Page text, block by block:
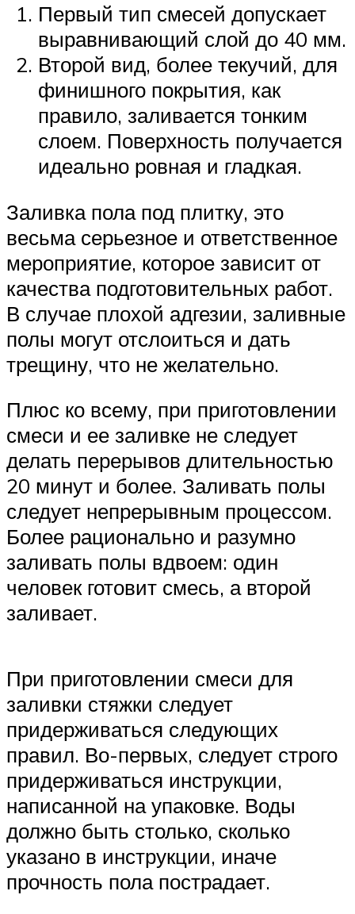
Первый тип смесей допускает
выравнивающий слой до 40 мм.
Второй вид, более текучий, для
финишного покрытия, как
правило, заливается тонким
слоем. Поверхность получается
идеально ровная и гладкая.
Заливка пола под плитку, это
весьма серьезное и ответственное
мероприятие, которое зависит от
качества подготовительных работ.
В случае плохой адгезии, заливные
полы могут отслоиться и дать
трещину, что не желательно.
Плюс ко всему, при приготовлении
смеси и ее заливке не следует
делать перерывов длительностью
20 минут и более. Заливать полы
следует непрерывным процессом.
Более рационально и разумно
заливать полы вдвоем: один
человек готовит смесь, а второй
заливает.
При приготовлении смеси для
заливки стяжки следует
придерживаться следующих
правил. Во-первых, следует строго
придерживаться инструкции,
написанной на упаковке. Воды
должно быть столько, сколько
указано в инструкции, иначе
прочность пола пострадает.